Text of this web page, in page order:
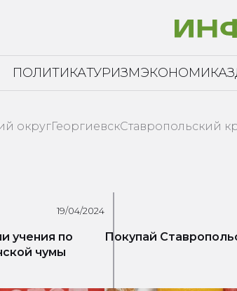
ПОЛИТИКАТУРИЗМЭКОНОМИКА
округГеоргиевскСтавропольский
19/04/2024
учения по
чумы
Покупай